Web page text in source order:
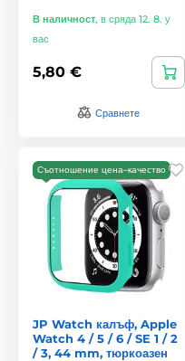
В наличност, в сряда 12. 8. у
вас
5,80 €
Сравнете
Съотношение цена–качество
JP Watch калъф, Apple
Watch 4 / 5 / 6 / SE 1 / 2
/ 3, 44 mm, тюркоазен